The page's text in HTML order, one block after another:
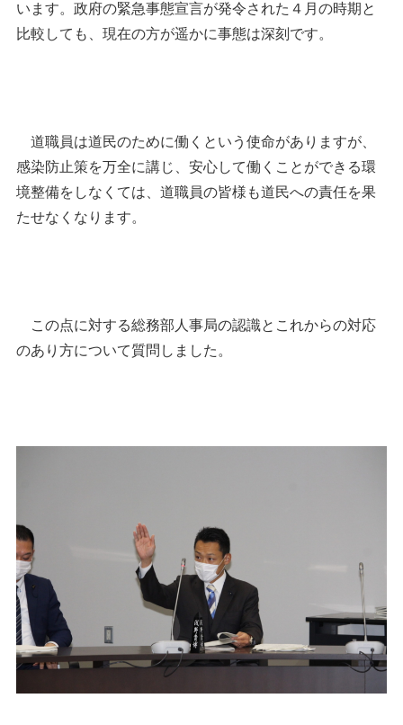
います。政府の緊急事態宣言が発令された４月の時期と
比較しても、現在の方が遥かに事態は深刻です。
道職員は道民のために働くという使命がありますが、
感染防止策を万全に講じ、安心して働くことができる環
境整備をしなくては、道職員の皆様も道民への責任を果
たせなくなります。
この点に対する総務部人事局の認識とこれからの対応
のあり方について質問しました。